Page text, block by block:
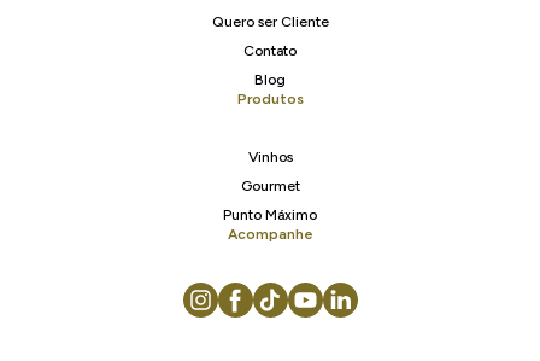
Quero ser Cliente
Contato
Blog
Produtos
Vinhos
Gourmet
Punto Máximo
Acompanhe